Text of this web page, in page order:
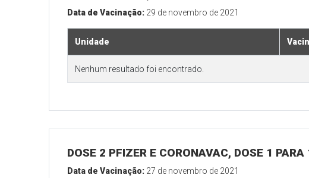
Data de Vacinação: 29 de novembro de 2021
Unidade
Nenhum resultado foi encontrado.
DOSE 2 PFIZER E CORONAVAC, DOSE 1
Data de Vacinação: 27 de novembro de 2021